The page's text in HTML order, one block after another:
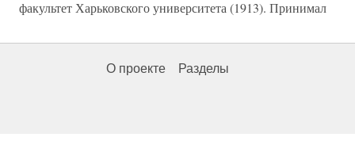
факультет Харьковского университета (1913). Принимал
О проекте Разделы